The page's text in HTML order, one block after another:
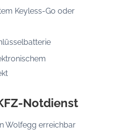
Keyless-Go oder
Notdienst
Wolfegg erreichbar